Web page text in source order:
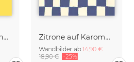
Zitronen pink orange Zitrone auf Karomuster
Wandbilder ab 14,90 €
18,90 € -25%